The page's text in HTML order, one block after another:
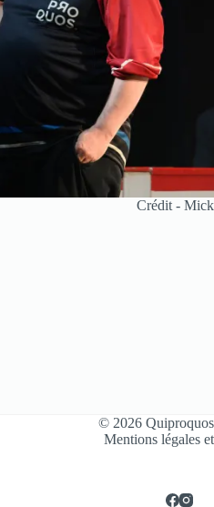
Crédit -
© 2026
Mentions légales